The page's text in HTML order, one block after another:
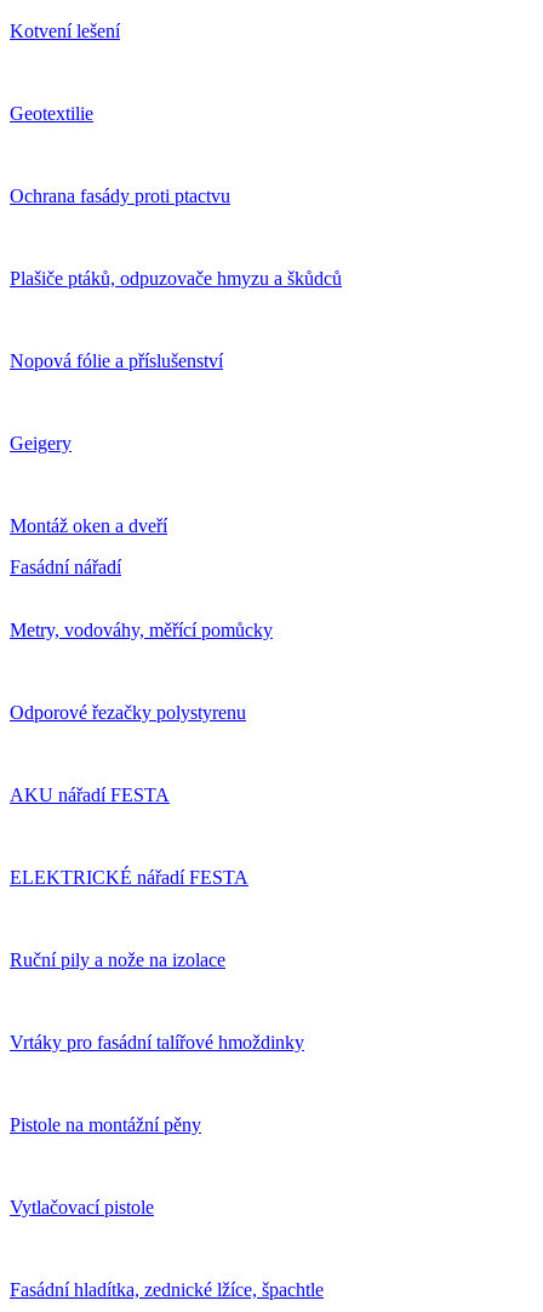
Kotvení lešení
Geotextilie
Ochrana fasády proti ptactvu
Plašiče ptáků, odpuzovače hmyzu a škůdců
Nopová fólie a příslušenství
Geigery
Montáž oken a dveří
Fasádní nářadí
Metry, vodováhy, měřící pomůcky
Odporové řezačky polystyrenu
AKU nářadí FESTA
ELEKTRICKÉ nářadí FESTA
Ruční pily a nože na izolace
Vrtáky pro fasádní talířové hmoždinky
Pistole na montážní pěny
Vytlačovací pistole
Fasádní hladítka, zednické lžíce, špachtle